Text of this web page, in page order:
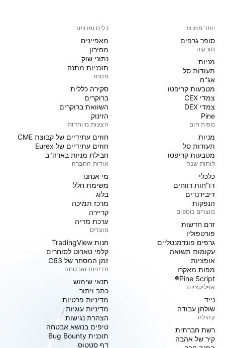
יותר ממוצר
סופר גרפים
סורקים
מניות‏
תעודות סל
אג"ח
מטבעות קריפטו
צמדי CEX
צמדי DEX
Pine
מפות חום
מניות‏
תעודות סל
מטבעות קריפטו
לוחות שנה
כלכלי
דו"חות רווחים
דיבידנדים
הנפקות
מוצרים נוספים
זרם חדשות
פורטפוליו
גרפים פונדמנטליים
עקומות תשואה
אופציות
מפות מאקרו
Pine Script®
אפליקציות
נייד
שולחן עבודה
קהילה
רשת חברתית
קיר של אהבה
כלים ומנויים
מאפיינים
מחירון
נתוני שוק
תוכניות מתנה
מסחר
סקירה כללית
ברוקרים
השוואת ברוקרים
הזינוק
הצעות מיוחדות
חוזים עתידיים של קבוצת CME
חוזים עתידיים של Eurex
חבילת מניות בארה"ב
אודות החברה
מי אנחנו
משימת חלל
בלוג
מרכז תמיכה
קריירה
ערכת מדיה
מוצרים
חנות TradingView
קלפי טארוט לסוחרים
זמן המסחר של C63
מדיניות ואבטחה
תנאי שימוש
כתב ויתור
מדיניות פרטיות
מדיניות עוגיות
הצהרת נגישות
טיפים בנושא אבטחה
תוכנית Bug Bounty
דף סטטוס